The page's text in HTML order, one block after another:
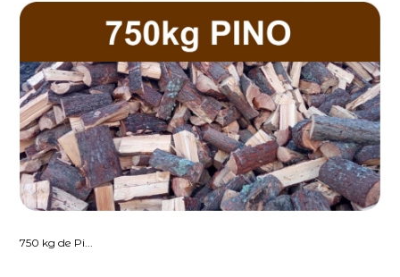
750 kg de Pi...